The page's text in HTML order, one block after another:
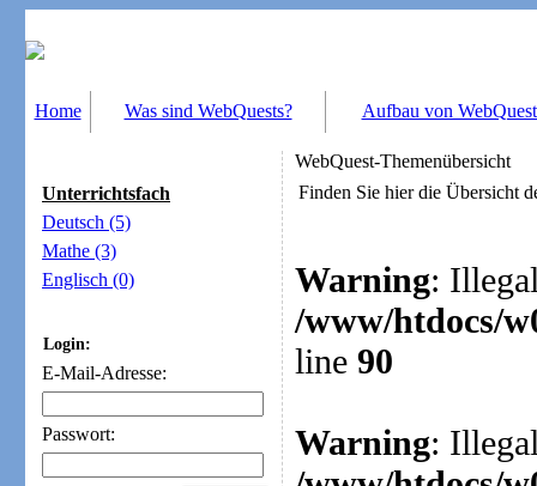
Home Was sind WebQuests? Aufbau von
Unterrichtsfach
Deutsch (5)
Mathe (3)
Englisch (0)
Login:
E-Mail-Adresse:
Passwort:
WebQuest-Themenübersicht
Finden Sie hier die Übersicht
Warning:
/www/htdocs/
line 90
Warning: